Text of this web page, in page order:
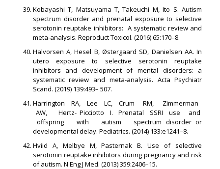
Kobayashi T, Matsuyama T, Takeuchi M, Ito S. Autism
spectrum disorder and prenatal exposure to selective
serotonin reuptake inhibitors: A systematic review and
meta-analysis. Reproduct Toxicol. (2016) 65:170–8.
Halvorsen A, Hesel B, Østergaard SD, Danielsen AA. In
utero exposure to selective serotonin reuptake
inhibitors and development of mental disorders: a
systematic review and meta-analysis. Acta Psychiatr
Scand. (2019) 139:493– 507.
Harrington RA, Lee LC, Crum RM, Zimmerman
AW, Hertz- Picciotto I. Prenatal SSRI use and
offspring with autism spectrum disorder or
developmental delay. Pediatrics. (2014) 133:e1241–8.
Hviid A, Melbye M, Pasternak B. Use of selective
serotonin reuptake inhibitors during pregnancy and risk
of autism. N Eng J Med. (2013) 359:2406–15.